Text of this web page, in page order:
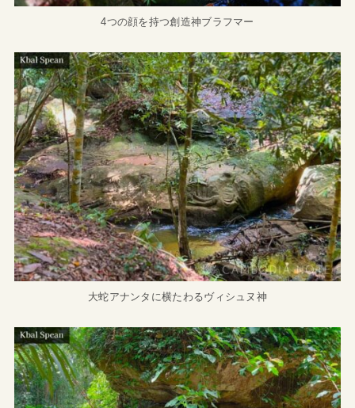
4つの顔を持つ創造神ブラフマー
大蛇アナンタに横たわるヴィシュヌ神